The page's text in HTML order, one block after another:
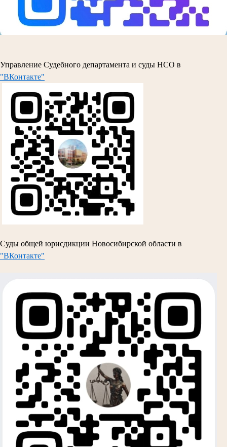
Управление Судебного департамента и суды НСО в
"ВКонтакте"
Суды общей юрисдикции Новосибирской области в
"ВКонтакте"